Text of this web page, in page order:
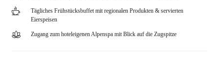
Tägliches Frühstücksbuffet mit regionalen Produkten & servierten
Eierspeisen
Zugang zum hoteleigenen Alpenspa mit Blick auf die Zugspitze